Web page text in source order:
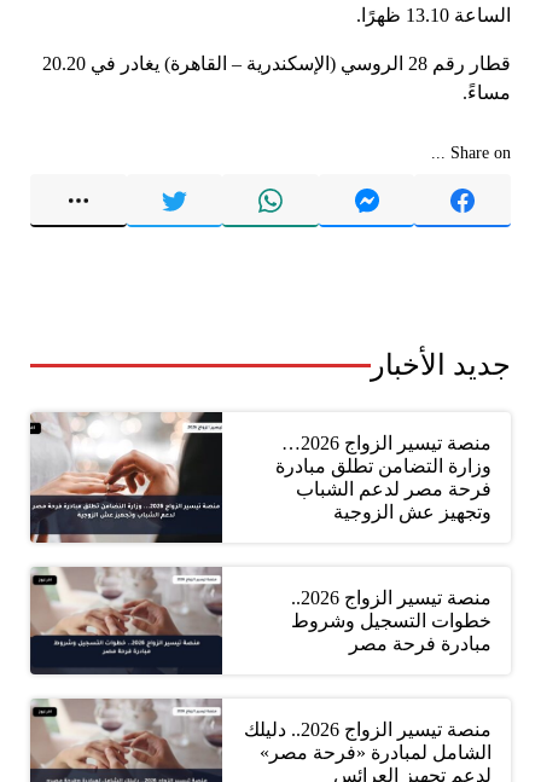
الساعة 13.10 ظهرًا.
قطار رقم 28 الروسي (الإسكندرية – القاهرة) يغادر في 20.20
مساءً.
Share on ...
جديد الأخبار
منصة تيسير الزواج 2026…
وزارة التضامن تطلق مبادرة
فرحة مصر لدعم الشباب
وتجهيز عش الزوجية
منصة تيسير الزواج 2026..
خطوات التسجيل وشروط
مبادرة فرحة مصر
منصة تيسير الزواج 2026.. دليلك
الشامل لمبادرة «فرحة مصر»
لدعم تجهيز العرائس